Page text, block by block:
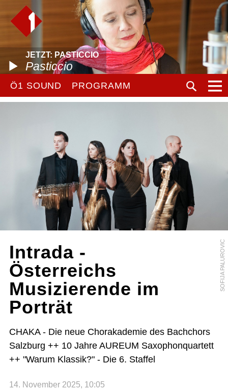
JETZT: PASTICCIO
Pasticcio
Ö1 SOUND PROGRAMM
SOFIJA PALUROVIC
Intrada -
Österreichs
Musizierende im
Porträt
CHAKA - Die neue Chorakademie des Bachchors
Salzburg ++ 10 Jahre AUREUM Saxophonquartett
++ "Warum Klassik?" - Die 6. Staffel
14. November 2025, 10:05